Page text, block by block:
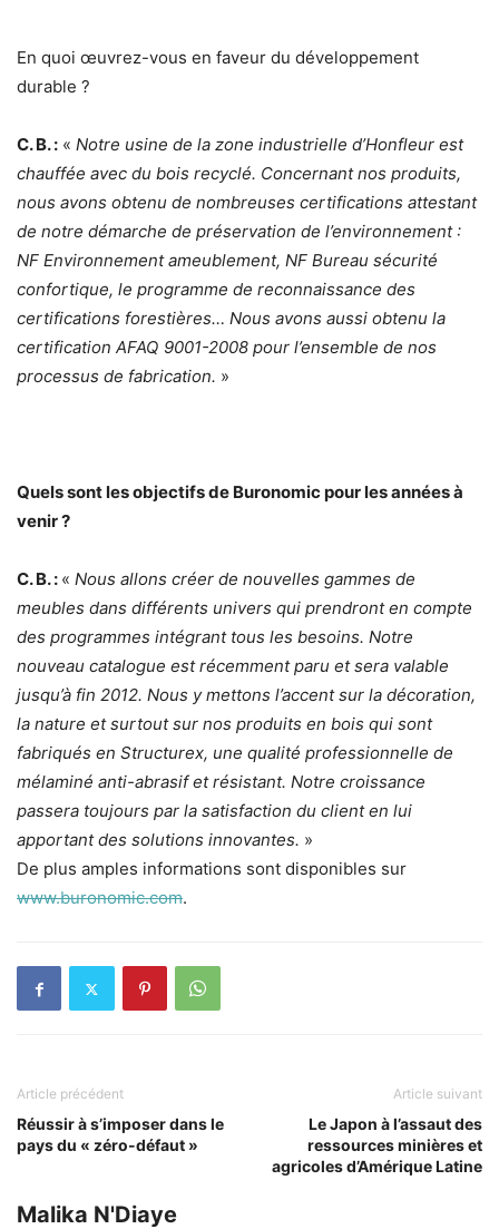
En quoi œuvrez-vous en faveur du développement
durable ?
C. B. : « Notre usine de la zone industrielle d’Honfleur est
chauffée avec du bois recyclé. Concernant nos produits,
nous avons obtenu de nombreuses certifications attestant
de notre démarche de préservation de l’environnement :
NF Environnement ameublement, NF Bureau sécurité
confortique, le programme de reconnaissance des
certifications forestières… Nous avons aussi obtenu la
certification AFAQ 9001-2008 pour l’ensemble de nos
processus de fabrication. »
Quels sont les objectifs de Buronomic pour les années à
venir ?
C. B. : « Nous allons créer de nouvelles gammes de
meubles dans différents univers qui prendront en compte
des programmes intégrant tous les besoins. Notre
nouveau catalogue est récemment paru et sera valable
jusqu’à fin 2012. Nous y mettons l’accent sur la décoration,
la nature et surtout sur nos produits en bois qui sont
fabriqués en Structurex, une qualité professionnelle de
mélaminé anti-abrasif et résistant. Notre croissance
passera toujours par la satisfaction du client en lui
apportant des solutions innovantes. »
De plus amples informations sont disponibles sur
www.buronomic.com.
Article précédent
Réussir à s’imposer dans le
pays du « zéro-défaut »
Article suivant
Le Japon à l’assaut des
ressources minières et
agricoles d’Amérique Latine
Malika N'Diaye